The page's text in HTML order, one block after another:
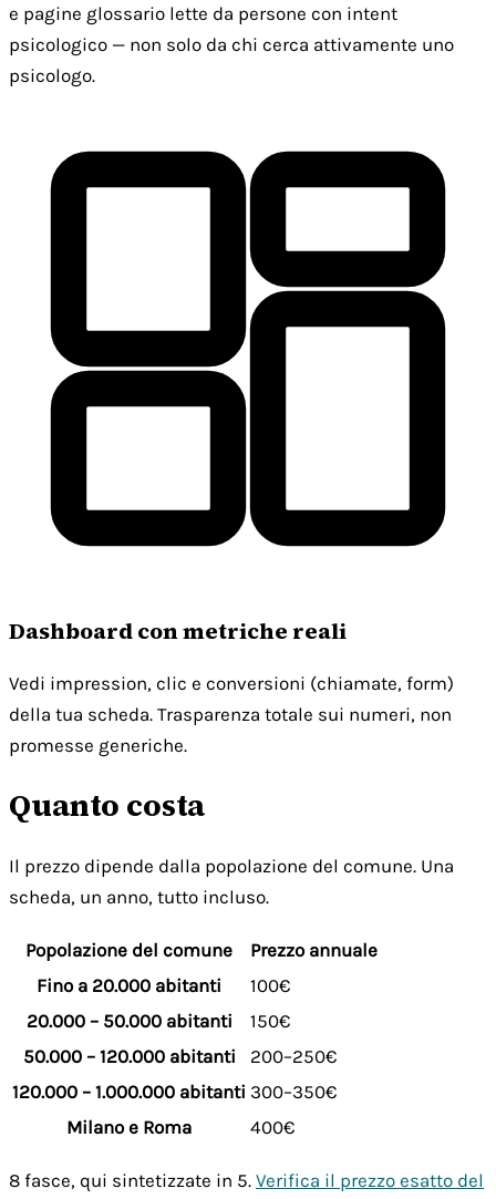
e pagine glossario lette da persone con intent
psicologico — non solo da chi cerca attivamente uno
psicologo.
Dashboard con metriche reali
Vedi impression, clic e conversioni (chiamate, form)
della tua scheda. Trasparenza totale sui numeri, non
promesse generiche.
Quanto costa
Il prezzo dipende dalla popolazione del comune. Una
scheda, un anno, tutto incluso.
Popolazione del comune
Prezzo annuale
Fino a 20.000 abitanti
100€
20.000 – 50.000 abitanti
150€
50.000 – 120.000 abitanti
200–250€
120.000 – 1.000.000 abitanti 300–350€
Milano e Roma
400€
8 fasce, qui sintetizzate in 5. Verifica il prezzo esatto del